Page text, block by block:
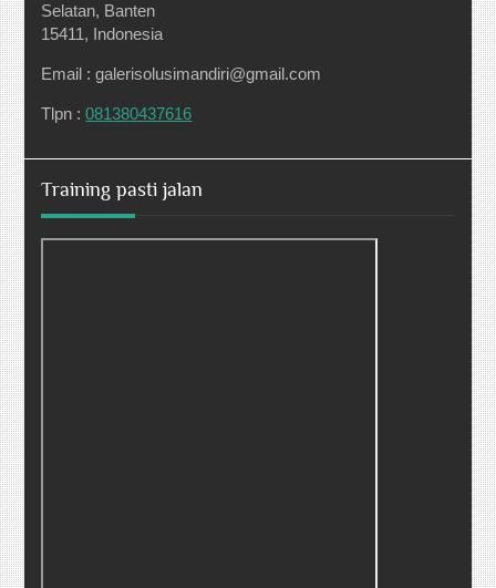
Selatan, Banten
15411, Indonesia
Email : galerisolusimandiri@gmail.com
Tlpn :081380437616
Training pasti jalan